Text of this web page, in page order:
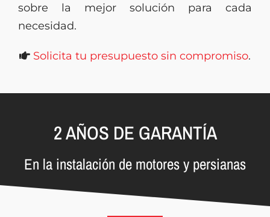
sobre la mejor solución para cada
necesidad.
Solicita tu presupuesto sin compromiso.
2 AÑOS DE GARANTÍA
En la instalación de motores y persianas